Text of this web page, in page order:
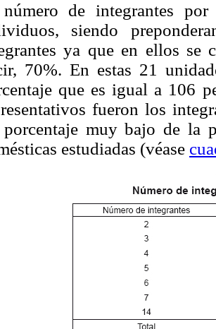
de integrantes
siendo
ya que en ellos se
70%. En estas 21
que es igual a 106
fueron los
muy bajo de la
estudiadas (véase